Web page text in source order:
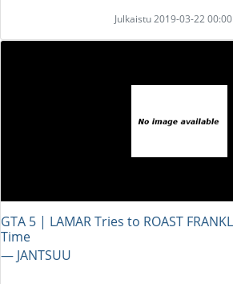
Julkaistu 2019-03-22
GTA 5 | LAMAR Tries to ROAST
Time
― JANTSUU